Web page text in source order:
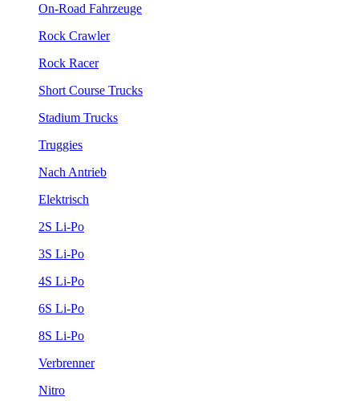
On-Road Fahrzeuge
Rock Crawler
Rock Racer
Short Course Trucks
Stadium Trucks
Truggies
Nach Antrieb
Elektrisch
2S Li-Po
3S Li-Po
4S Li-Po
6S Li-Po
8S Li-Po
Verbrenner
Nitro